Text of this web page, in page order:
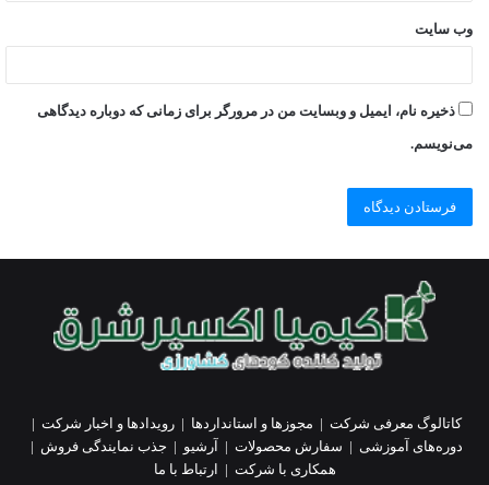
وب‌ سایت
ذخیره نام، ایمیل و وبسایت من در مرورگر برای زمانی که دوباره دیدگاهی
می‌نویسم.
کاتالوگ معرفی شرکت | مجوزها و استانداردها |رویدادها و اخبار شرکت |
دوره‌های آموزشی | سفارش محصولات | آرشیو | جذب نمایندگی فروش |
همکاری با شرکت | ارتباط با ما